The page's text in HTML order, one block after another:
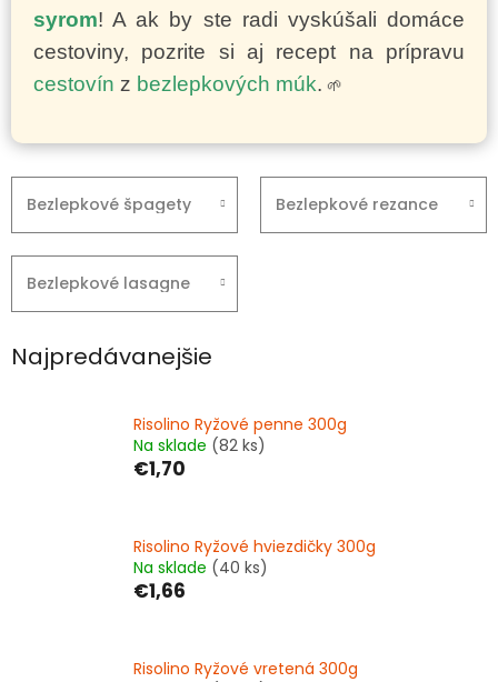
syrom! A ak by ste radi vyskúšali domáce
cestoviny, pozrite si aj recept na prípravu
cestovín z bezlepkových múk. 🌱
Bezlepkové špagety Bezlepkové rezance
Bezlepkové lasagne
Najpredávanejšie
Risolino Ryžové penne 300g
Na sklade (82 ks)
€1,70
Risolino Ryžové hviezdičky 300g
Na sklade (40 ks)
€1,66
Risolino Ryžové vretená 300g